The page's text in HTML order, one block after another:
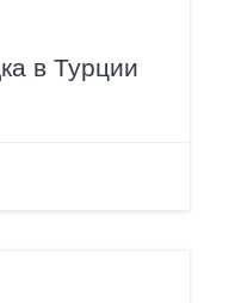
в Турции